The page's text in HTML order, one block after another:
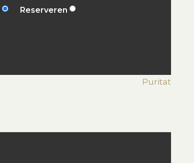
Reserveren
Puritat